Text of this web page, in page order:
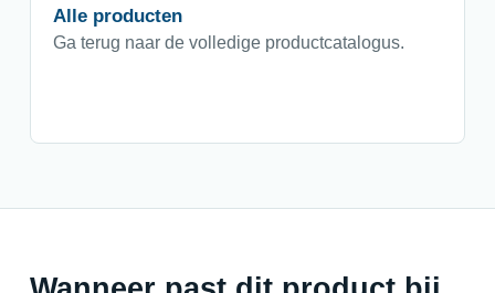
Alle producten
Ga terug naar de volledige productcatalogus.